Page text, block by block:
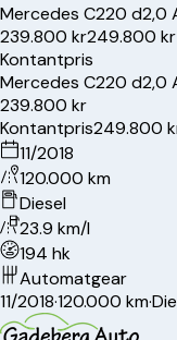
Mercedes C220 d2,0
239.800 kr249.800 kr
Kontantpris
Mercedes C220 d2,0
239.800 kr
Kontantpris249.800
11/2018
120.000 km
Diesel
23.9 km/l
194 hk
Automatgear
11/2018·120.000 km·